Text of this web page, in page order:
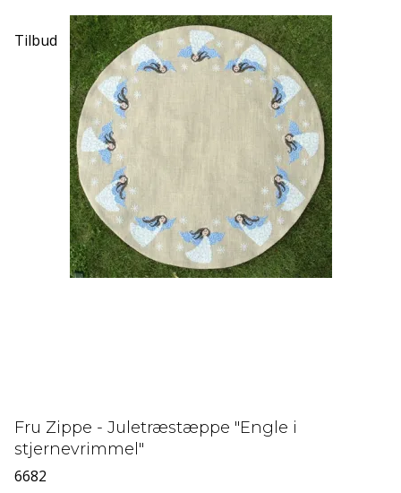
Tilbud
Fru Zippe - Juletræstæppe "Engle i
stjernevrimmel"
6682